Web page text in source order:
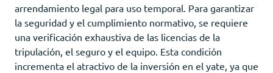
arrendamiento legal para uso temporal. Para garantizar
la seguridad y el cumplimiento normativo, se requiere
una verificación exhaustiva de las licencias de la
tripulación, el seguro y el equipo. Esta condición
incrementa el atractivo de la inversión en el yate, ya que